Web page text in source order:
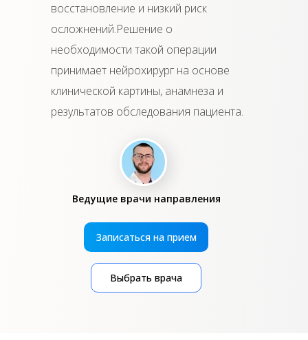
восстановление и низкий риск
осложнений.Решение о
необходимости такой операции
принимает нейрохирург на основе
клинической картины, анамнеза и
результатов обследования пациента.
Записаться на прием
Ведущие врачи направления
Выбрать врача